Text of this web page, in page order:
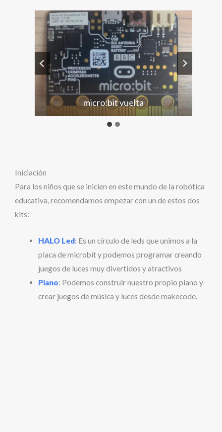
micro:bit vuelta
Iniciación
Para los niños que se inicien en este mundo de la robótica
educativa, recomendamos empezar con un de estos dos
kits:
HALO Led: Es un círculo de leds que unimos a la
placa de microbit y podemos programar creando
juegos de luces muy divertidos y atractivos
Piano: Podemos construir nuestro propio piano y
crear juegos de música y luces desde makecode.